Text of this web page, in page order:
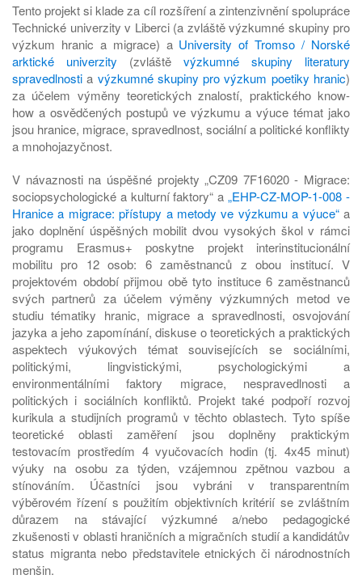
Tento projekt si klade za cíl rozšíření a zintenzivnění spolupráce
Technické univerzity v Liberci (a zvláště výzkumné skupiny pro
výzkum hranic a migrace) a University of Tromso / Norské
arktické univerzity (zvláště
výzkumné skupiny literatury
spravedlnosti a výzkumné skupiny pro výzkum poetiky hranic)
za účelem výměny teoretických znalostí, praktického know-
how a osvědčených postupů ve výzkumu a výuce témat jako
jsou hranice, migrace, spravedlnost, sociální a politické konflikty
a mnohojazyčnost.
V návaznosti na úspěšné projekty „CZ09 7F16020 - Migrace:
sociopsychologické a kulturní faktory“ a „EHP-CZ-MOP-1-008 -
Hranice a migrace: přístupy a metody ve výzkumu a výuce“ a
jako doplnění úspěšných mobilit dvou vysokých škol v rámci
programu Erasmus+ poskytne projekt interinstitucionální
mobilitu pro 12 osob: 6 zaměstnanců z obou institucí. V
projektovém období přijmou obě tyto instituce 6 zaměstnanců
svých partnerů za účelem výměny výzkumných metod ve
studiu tématiky hranic, migrace a spravedlnosti, osvojování
jazyka a jeho zapomínání, diskuse o teoretických a praktických
aspektech výukových témat souvisejících se sociálními,
politickými, lingvistickými, psychologickými a
environmentálními faktory migrace, nespravedlnosti a
politických i sociálních konfliktů. Projekt také podpoří rozvoj
kurikula a studijních programů v těchto oblastech. Tyto spíše
teoretické oblasti zaměření jsou doplněny praktickým
testovacím prostředím 4 vyučovacích hodin (tj. 4x45 minut)
výuky na osobu za týden, vzájemnou zpětnou vazbou a
stínováním. Účastníci jsou vybráni v transparentním
výběrovém řízení s použitím objektivních kritérií se zvláštním
důrazem na stávající výzkumné a/nebo pedagogické
zkušenosti v oblasti hraničních a migračních studií a kandidátův
status migranta nebo představitele etnických či národnostních
menšin.